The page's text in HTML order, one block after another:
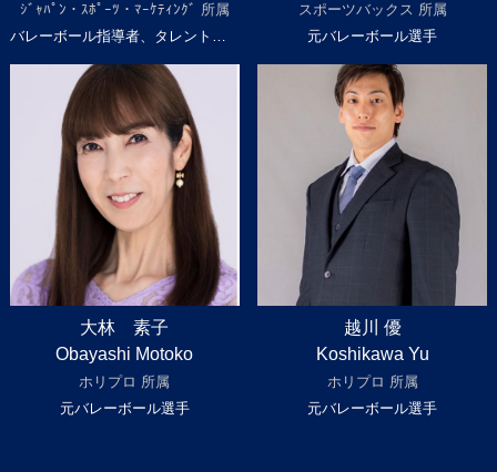
ｼﾞｬﾊﾟﾝ・ｽﾎﾟｰﾂ・ﾏｰｹﾃｨﾝｸﾞ 所属
バレーボール指導者、タレント、スポーツキャスター
スポーツバックス 所属
元バレーボール選手
大林 素子
Obayashi Motoko
ホリプロ 所属
元バレーボール選手
越川 優
Koshikawa Yu
ホリプロ 所属
元バレーボール選手